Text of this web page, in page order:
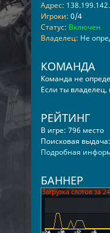
Адрес:
Игроки: 0/4
Статус: Включен
Владелец: Не
КОМАНДА
Команда не
Если ты владелец,
РЕЙТИНГ
В игре: 796 место
Поисковая
Подробная
БАННЕР